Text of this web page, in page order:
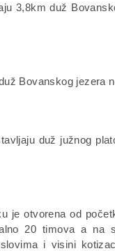
3,8km duž
Bovanskog jezera
duž južnog
je otvorena od
20 timova a na
i visini